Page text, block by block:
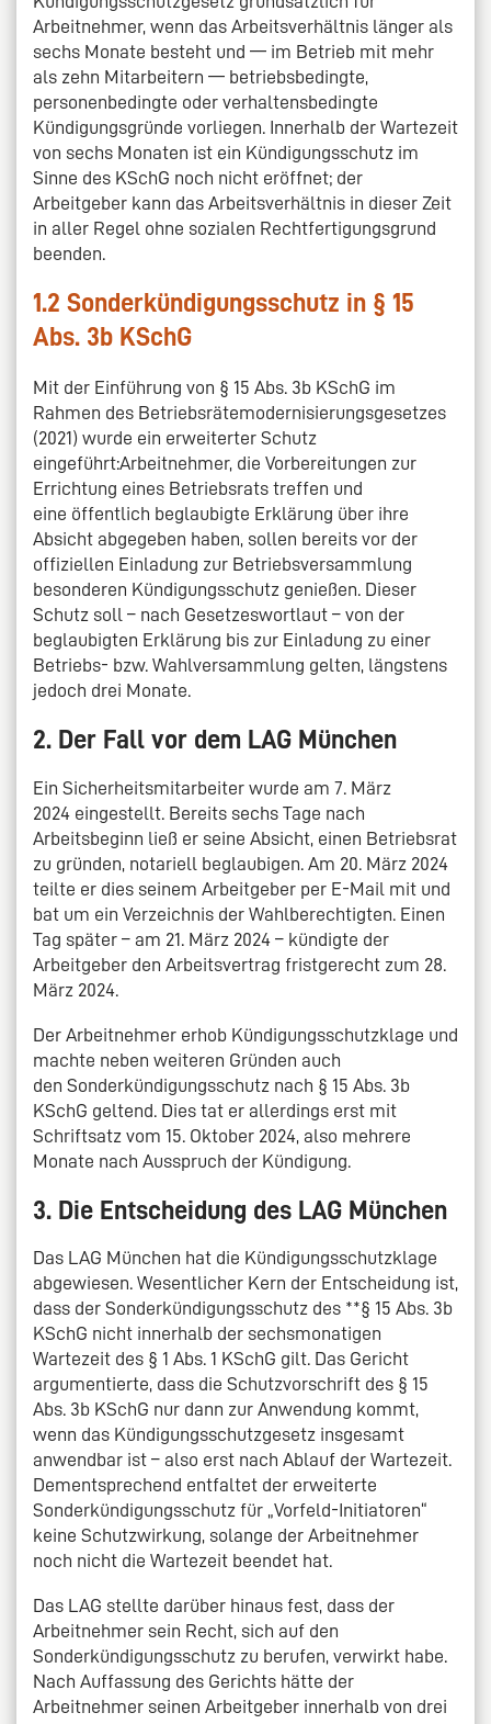
Arbeitnehmer, wenn das Arbeitsverhältnis länger als
sechs Monate besteht und — im Betrieb mit mehr
als zehn Mitarbeitern — betriebsbedingte,
personenbedingte oder verhaltensbedingte
Kündigungsgründe vorliegen. Innerhalb der Wartezeit
von sechs Monaten ist ein Kündigungsschutz im
Sinne des KSchG noch nicht eröffnet; der
Arbeitgeber kann das Arbeitsverhältnis in dieser Zeit
in aller Regel ohne sozialen Rechtfertigungsgrund
beenden.
1.2 Sonderkündigungsschutz in § 15
Abs. 3b KSchG
Mit der Einführung von § 15 Abs. 3b KSchG im
Rahmen des Betriebsrätemodernisierungsgesetzes
(2021) wurde ein erweiterter Schutz
eingeführt:Arbeitnehmer, die Vorbereitungen zur
Errichtung eines Betriebsrats treffen und
eine öffentlich beglaubigte Erklärung über ihre
Absicht abgegeben haben, sollen bereits vor der
offiziellen Einladung zur Betriebsversammlung
besonderen Kündigungsschutz genießen. Dieser
Schutz soll – nach Gesetzeswortlaut – von der
beglaubigten Erklärung bis zur Einladung zu einer
Betriebs- bzw. Wahlversammlung gelten, längstens
jedoch drei Monate.
2. Der Fall vor dem LAG München
Ein Sicherheitsmitarbeiter wurde am 7. März
2024 eingestellt. Bereits sechs Tage nach
Arbeitsbeginn ließ er seine Absicht, einen Betriebsrat
zu gründen, notariell beglaubigen. Am 20. März 2024
teilte er dies seinem Arbeitgeber per E-Mail mit und
bat um ein Verzeichnis der Wahlberechtigten. Einen
Tag später – am 21. März 2024 – kündigte der
Arbeitgeber den Arbeitsvertrag fristgerecht zum 28.
März 2024.
Der Arbeitnehmer erhob Kündigungsschutzklage und
machte neben weiteren Gründen auch
den Sonderkündigungsschutz nach § 15 Abs. 3b
KSchG geltend. Dies tat er allerdings erst mit
Schriftsatz vom 15. Oktober 2024, also mehrere
Monate nach Ausspruch der Kündigung.
3. Die Entscheidung des LAG München
Das LAG München hat die Kündigungsschutzklage
abge­wiesen. Wesentlicher Kern der Entscheidung ist,
dass der Sonderkündigungsschutz des **§ 15 Abs. 3b
KSchG nicht innerhalb der sechsmonatigen
Wartezeit des § 1 Abs. 1 KSchG gilt. Das Gericht
argumentierte, dass die Schutzvorschrift des § 15
Abs. 3b KSchG nur dann zur Anwendung kommt,
wenn das Kündigungsschutzgesetz insgesamt
anwendbar ist – also erst nach Ablauf der Wartezeit.
Dementsprechend entfaltet der erweiterte
Sonderkündigungsschutz für „Vorfeld-Initiatoren“
keine Schutzwirkung, solange der Arbeitnehmer
noch nicht die Wartezeit beendet hat.
Das LAG stellte darüber hinaus fest, dass der
Arbeitnehmer sein Recht, sich auf den
Sonderkündigungsschutz zu berufen, verwirkt habe.
Nach Auffassung des Gerichts hätte der
Arbeitnehmer seinen Arbeitgeber innerhalb von drei